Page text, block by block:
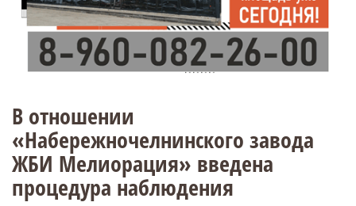
В отношении
«Набережночелнинского завода
ЖБИ Мелиорация» введена
процедура наблюдения